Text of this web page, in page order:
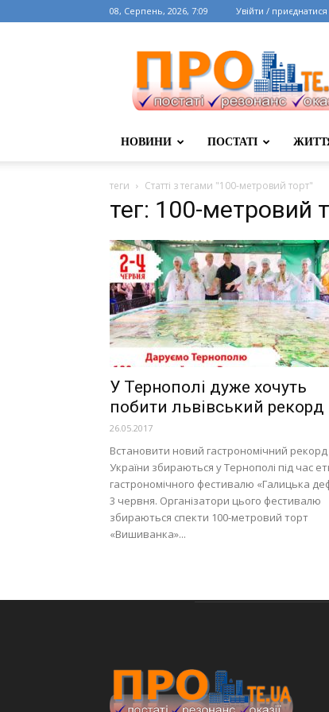
08, Серпень, 2026, 7:09 Увійти / приєднатися
НОВИНИ ПОСТАТІ
теги Статті з тегами "100-метровий торт"
тег: 100-метровий
У Тернополі дуже хочуть
побити львівський рекорд
26.05.2017
Встановити новий гастрономічний рекорд
України збираються у Тернополі під час
гастрономічного фестивалю «Галицька
3 червня. Організатори цього фестивалю
збираються спекти 100-метровий торт
«Вишиванка»...